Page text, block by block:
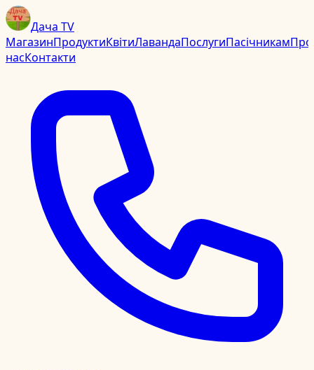
Дача TV
МагазинПродуктиКвітиЛавандаПослугиПасічникамПро
насКонтакти